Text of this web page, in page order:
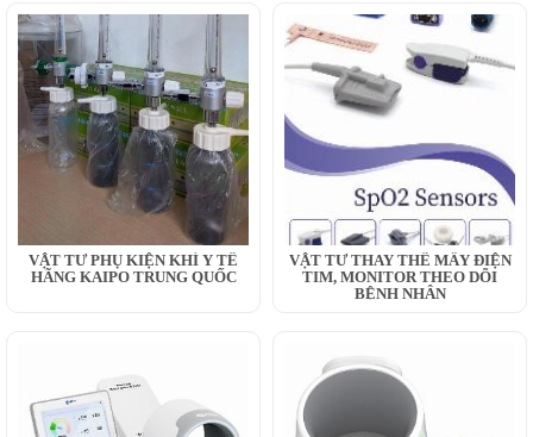
VẬT TƯ PHỤ KIỆN KHÍ Y TẾ
HÃNG KAIPO TRUNG QUỐC
VẬT TƯ THAY THẾ MÂY ĐIỆN
TIM, MONITOR THEO DÕI
BỆNH NHÂN